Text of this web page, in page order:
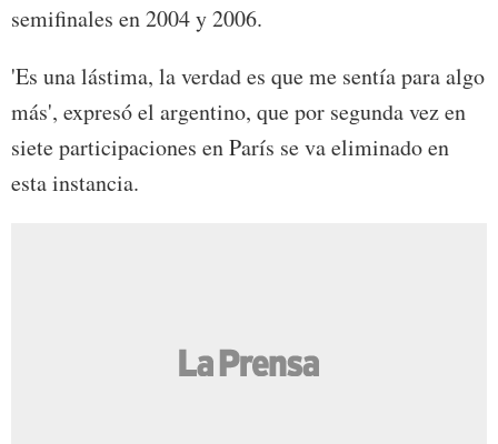
semifinales en 2004 y 2006.
'Es una lástima, la verdad es que me sentía para algo
más', expresó el argentino, que por segunda vez en
siete participaciones en París se va eliminado en
esta instancia.